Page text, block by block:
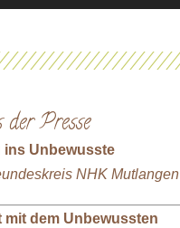
Presse
ins Unbewusste
NHK Mutlangen
mit dem Unbewussten